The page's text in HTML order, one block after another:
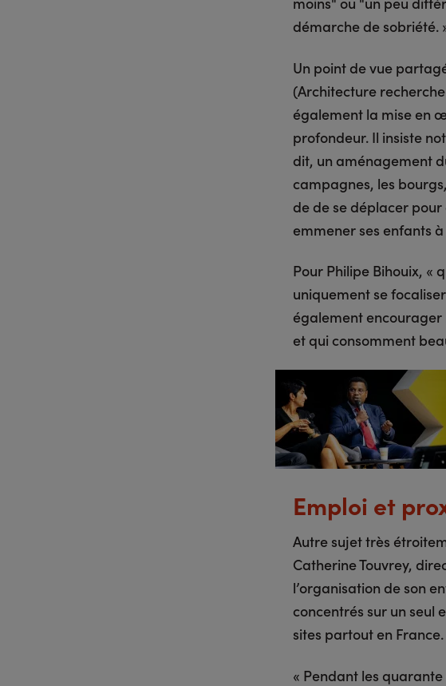
démarche de sobriété.
Un point de vue
(Architecture
également la mise en
profondeur. Il insiste
dit, un aménagement
campagnes, les
de de se déplacer
emmener ses enfants
Pour Philipe Bihouix, «
uniquement se
également encourager
et qui consomment
Emploi et
Autre sujet très
Catherine Touvrey,
l’organisation de son
concentrés sur un seul
sites partout en France.
« Pendant les